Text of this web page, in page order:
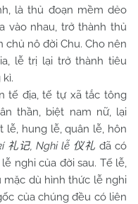
là thủ đoạn mềm dẻo
vào nhau, trở thành thủ
chủ nô đời Chu. Cho nên
lễ trị lại trở thành tiêu
địa, tế tự xã tắc tông
thần, biệt nam nữ, lại
lễ, hung lễ, quân lễ, hôn
礼记, Nghi lễ 仪礼 đã có
nghi của đời sau. Tế lễ,
mặc dù hình thức lễ nghi
của chúng đều có liên